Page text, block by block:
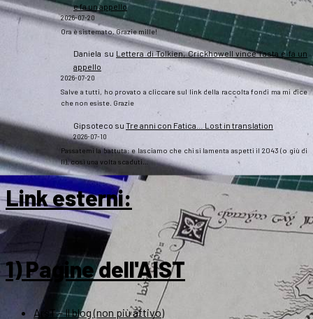
e fa un appello
2026-07-20
Ora è sistemato. Grazie mille!
Daniela su Lettera di Tolkien, Crickhowell vince l’asta e fa un
appello
2026-07-20
Salve a tutti, ho provato a cliccare sul link della raccolta fondi ma mi dice
che non esiste. Grazie
Gipsoteco su Tre anni con Fatica… Lost in translation
2026-07-10
Passatemi la battuta: e lasciamo che chi si lamenta aspetti il 2043 (o giù di
lì), così una volta scaduti…
Link esterni:
1) Pagine dell'AIST
ArsT – Il blog (non più attivo)